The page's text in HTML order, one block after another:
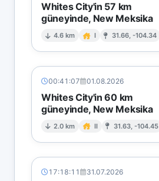
Whites City'in 57 km
güneyinde, New Meksika
4.6 km I 31.66, -104.34
00:41:07 01.08.2026
Whites City'in 60 km
güneyinde, New Meksika
2.0 km II 31.63, -104.45
17:18:11 31.07.2026